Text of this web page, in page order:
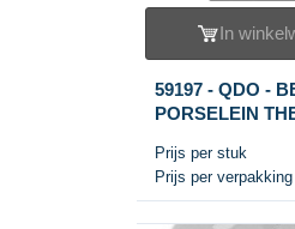
In
59197 - QDO -
PORSELEIN
Prijs per stuk
Prijs per verpakking